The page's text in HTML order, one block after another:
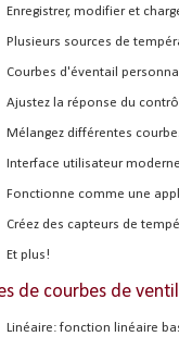
Enregistrer, modifier et
Plusieurs sources de
Courbes d'éventail
Ajustez la réponse du
Mélangez différentes
Interface utilisateur
Fonctionne comme une
Créez des capteurs de
Et plus!
de courbes de
Linéaire: fonction linéaire